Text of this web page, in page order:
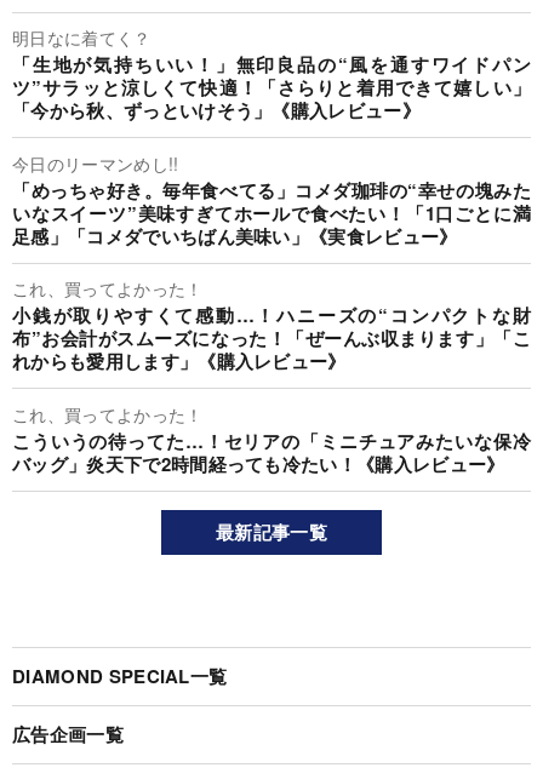
明日なに着てく？
「生地が気持ちいい！」無印良品の“風を通すワイドパン
ツ”サラッと涼しくて快適！「さらりと着用できて嬉しい」
「今から秋、ずっといけそう」《購入レビュー》
今日のリーマンめし!!
「めっちゃ好き。毎年食べてる」コメダ珈琲の“幸せの塊みた
いなスイーツ”美味すぎてホールで食べたい！「1口ごとに満
足感」「コメダでいちばん美味い」《実食レビュー》
これ、買ってよかった！
小銭が取りやすくて感動…！ハニーズの“コンパクトな財
布”お会計がスムーズになった！「ぜーんぶ収まります」「こ
れからも愛用します」《購入レビュー》
これ、買ってよかった！
こういうの待ってた…！セリアの「ミニチュアみたいな保冷
バッグ」炎天下で2時間経っても冷たい！《購入レビュー》
最新記事一覧
DIAMOND SPECIAL一覧
広告企画一覧